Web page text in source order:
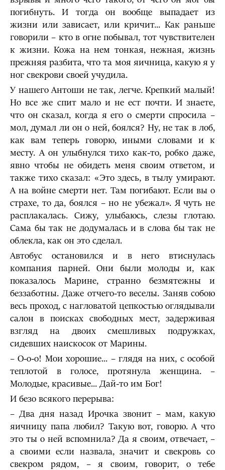
погибнуть. И тогда он вообще выпадает из
жизни или зависает, или кричит... Как раньше
говорили – кто в огне побывал, тот чувствителен
к жизни. Кожа на нем тонкая, нежная, жизнь
прежняя разбита, что та моя яичница, какую я у
ног свекрови своей учудила.
У нашего Антоши не так, легче. Крепкий малый!
Но все же спит мало и не ест почти. И знаете,
что он сказал, когда я его о смерти спросила –
мол, думал ли он о ней, боялся? Ну, не так в лоб,
как вам теперь говорю, иными словами и к
месту. А он улыбнулся тихо как-то, робко даже,
явно чтобы не обидеть меня своим ответом, и
также тихо сказал: «Это здесь, в тылу умирают.
А на войне смерти нет. Там погибают. Если вы о
страхе, то да, боялся – но не убежал». Я чуть не
расплакалась. Сижу, улыбаюсь, слезы глотаю.
Сама бы так не додумалась и в слова бы так не
облекла, как он это сделал.
Автобус остановился и в него втиснулась
компания парней. Они были молоды и, как
показалось Марине, странно безмятежны и
беззаботны. Даже отчего-то веселы. Заняв собою
весь проход, с нагловатой цепкостью оглядывали
салон в поисках свободных мест, задерживая
взгляд на двоих смешливых подружках,
сидевших наискосок от Марины.
– О-о-о! Мои хорошие... – глядя на них, с особой
теплотой в голосе, протянула женщина. –
Молодые, красивые... Дай-то им Бог!
И безо всякого перерыва:
– Два дня назад Ирочка звонит – мам, какую
яичницу папа любил? Такую вот, говорю. А что
это ты о ней вспомнила? Да я своим, отвечает, –
а своими если назвала, значит и свекровь со
свекром рядом, – я своим, говорит, о тебе